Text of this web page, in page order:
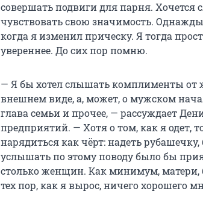
совершать подвиги для парня. Хочется
чувствовать свою значимость.
когда я изменил прическу. Я тогда
увереннее. До сих пор помню.
— Я бы хотел слышать комплименты от
внешнем виде, а, может, о мужском
глава семьи и прочее, — рассуждает
предприятий. — Хотя о том, как я одет,
нарядиться как чёрт: надеть
услышать по этому поводу было бы
столько женщин. Как минимум,
тех пор, как я вырос, ничего хорошего